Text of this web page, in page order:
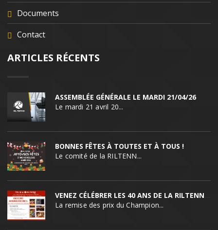
Documents
Contact
ARTICLES RÉCENTS
ASSEMBLÉE GÉNÉRALE LE MARDI 21/04/26
Le mardi 21 avril 20...
BONNES FÊTES À TOUTES ET À TOUS !
Le comité de la RILTENN...
La remise des prix du Champion...